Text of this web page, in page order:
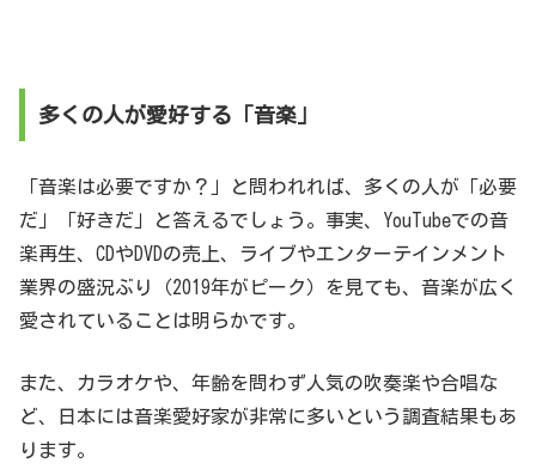
多くの人が愛好する「音楽」
「音楽は必要ですか？」と問われれば、多くの人が「必要
だ」「好きだ」と答えるでしょう。事実、YouTubeでの音
楽再生、CDやDVDの売上、ライブやエンターテインメント
業界の盛況ぶり（2019年がピーク）を見ても、音楽が広く
愛されていることは明らかです。
また、カラオケや、年齢を問わず人気の吹奏楽や合唱な
ど、日本には音楽愛好家が非常に多いという調査結果もあ
ります。